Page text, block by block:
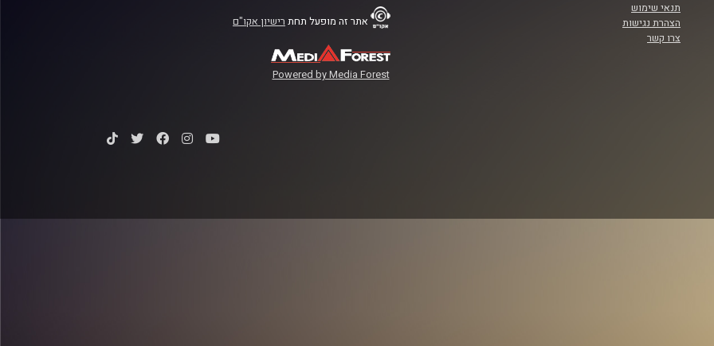
תנאי שימוש
הצהרת נגישות
צרו קשר
אתר זה מופעל תחת רישיון אקו"ם
Powered by Media Forest